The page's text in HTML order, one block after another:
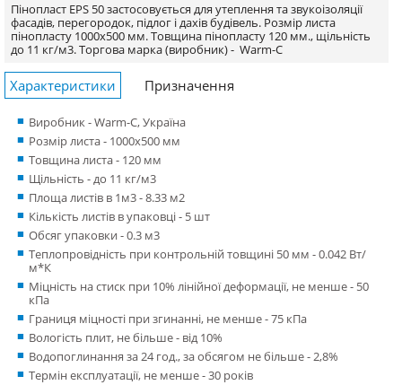
Пінопласт EPS 50 застосовується для утеплення та звукоізоляції
фасадів, перегородок, підлог і дахів будівель. Розмір листа
пінопласту 1000х500 мм. Товщина пінопласту 120 мм., щільність
до 11 кг/м3.Торгова марка (виробник) - Warm-C
Характеристики Призначення
Виробник - Warm-C, Україна
Розмір листа - 1000х500 мм
Товщина листа - 120 мм
Щільність - до 11 кг/м3
Площа листів в 1м3 - 8.33 м2
Кількість листів в упаковці - 5 шт
Обсяг упаковки - 0.3 м3
Теплопровідність при контрольній товщині 50 мм - 0.042 Вт/
м*К
Міцність на стиск при 10% лінійної деформації, не менше - 50
кПа
Границя міцності при згинанні, не менше - 75 кПа
Вологість плит, не більше - від 10%
Водопоглинання за 24 год., за обсягом не більше - 2,8%
Термін експлуатації, не менше - 30 років